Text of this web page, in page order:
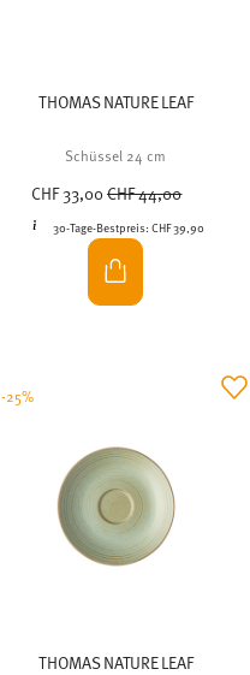
THOMAS NATURE LEAF
Schüssel 24 cm
CHF 33,00Price reduced from
CHF 44,00
30-Tage-Bestpreis:CHF 39,90
THOMAS NATURE LEAF
-25%